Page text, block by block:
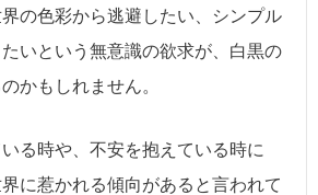
の色彩から逃避したい、シンプル
いという無意識の欲求が、白黒の
かもしれません。
る時や、不安を抱えている時に
に惹かれる傾向があると言われて